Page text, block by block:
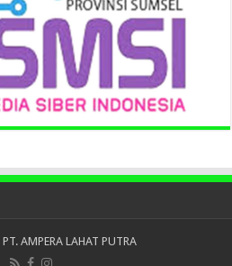
PT. AMPERA LAHAT PUTRA